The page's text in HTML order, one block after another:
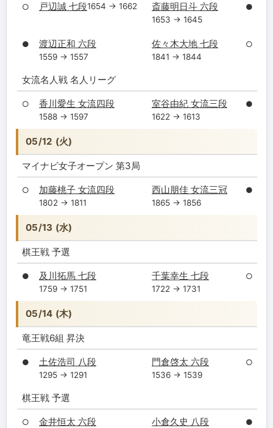
○ 戸辺誠 七段1654 → 1662 斎藤明日斗 六段
1653 → 1645
●
● 渡辺正和 六段
1559 → 1557
佐々木大地 七段
1841 → 1844
○
女流名人戦 名人リーグ
○ 香川愛生 女流四段
1588 → 1597
室谷由紀 女流三段
1622 → 1613
●
05/12 (火)
マイナビ女子オープン 第3局
○ 加藤桃子 女流四段
1802 → 1811
西山朋佳 女流三冠
1865 → 1856
●
05/13 (水)
棋王戦 予選
● 及川拓馬 七段
1759 → 1751
千葉幸生 七段
1722 → 1731
○
05/14 (木)
竜王戦6組 昇決
● 土佐浩司 八段
1295 → 1291
門倉啓太 六段
1536 → 1539
○
棋王戦 予選
○ 金井恒太 六段 小倉久史 八段 ●